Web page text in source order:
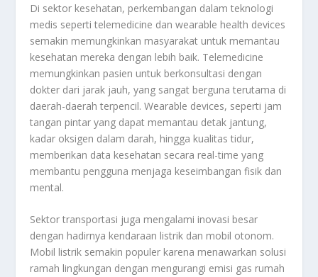
Di sektor kesehatan, perkembangan dalam teknologi
medis seperti telemedicine dan wearable health devices
semakin memungkinkan masyarakat untuk memantau
kesehatan mereka dengan lebih baik. Telemedicine
memungkinkan pasien untuk berkonsultasi dengan
dokter dari jarak jauh, yang sangat berguna terutama di
daerah-daerah terpencil. Wearable devices, seperti jam
tangan pintar yang dapat memantau detak jantung,
kadar oksigen dalam darah, hingga kualitas tidur,
memberikan data kesehatan secara real-time yang
membantu pengguna menjaga keseimbangan fisik dan
mental.
Sektor transportasi juga mengalami inovasi besar
dengan hadirnya kendaraan listrik dan mobil otonom.
Mobil listrik semakin populer karena menawarkan solusi
ramah lingkungan dengan mengurangi emisi gas rumah